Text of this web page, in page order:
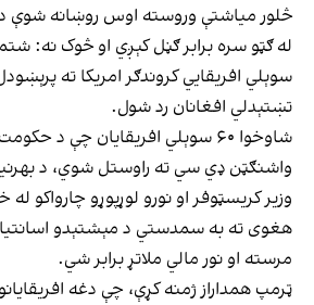
څلور میاشتې وروسته اوس روښانه شوې
له ګټو سره برابر ګڼل کېږي او څوک نه:
سوېلي افریقايي کروندګر امریکا ته
تښتېدلي افغانان رد شول.
شاوخوا ۶۰ سوېلي افریقایان چې د
واشنګټن ډي سي ته راوستل شوي، د
وزیر کریسټوفر او نورو لوړپوړو چارواکو
هغوی ته به سمدستي د مېشتېدو
مرسته او نور مالي ملاتړ برابر شي.
ټرمپ همداراز ژمنه کړې، چې دغه